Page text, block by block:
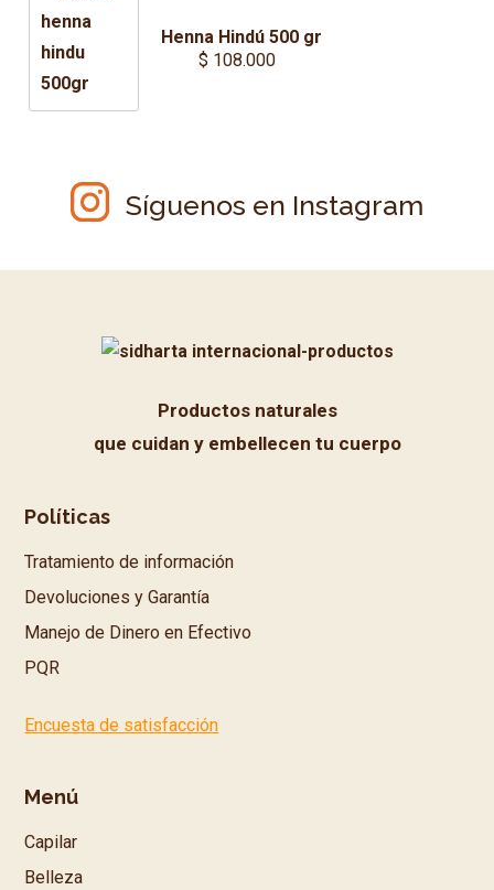
Henna Hindú 500 gr
$ 108.000
Síguenos en Instagram
Productos naturales
que cuidan y embellecen tu cuerpo
Políticas
Tratamiento de información
Devoluciones y Garantía
Manejo de Dinero en Efectivo
PQR
Encuesta de satisfacción
Menú
Capilar
Belleza